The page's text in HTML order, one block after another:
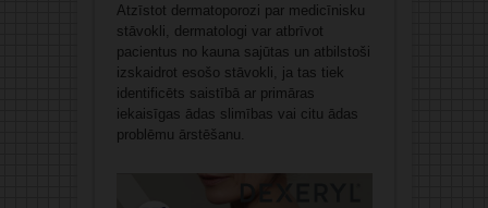
Atzīstot dermatoporozi par medicīnisku
stāvokli, dermatologi var atbrīvot
pacientus no kauna sajūtas un atbilstoši
izskaidrot esošo stāvokli, ja tas tiek
identificēts saistībā ar primāras
iekaisīgas ādas slimības vai citu ādas
problēmu ārstēšanu.